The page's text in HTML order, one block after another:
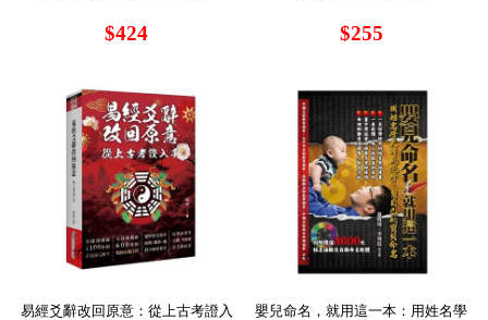
$424 $255
易經爻辭改回原意：從上古考證入
嬰兒命名，就用這一本：用姓名學